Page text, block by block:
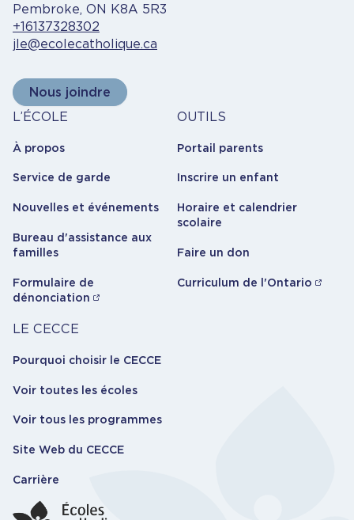
Pembroke, ON K8A 5R3
+16137328302
jle@ecolecatholique.ca
Nous joindre
À
propos
L’ÉCOLE
À propos
Service de garde
Nouvelles et événements
Bureau d'assistance aux
familles
Formulaire de
dénonciation
Outils
OUTILS
Portail parents
Inscrire un enfant
Horaire et calendrier
scolaire
Faire un don
Curriculum de l'Ontario
Carrière
LE CECCE
Pourquoi choisir le CECCE
Voir toutes les écoles
Voir tous les programmes
Site Web du CECCE
Carrière